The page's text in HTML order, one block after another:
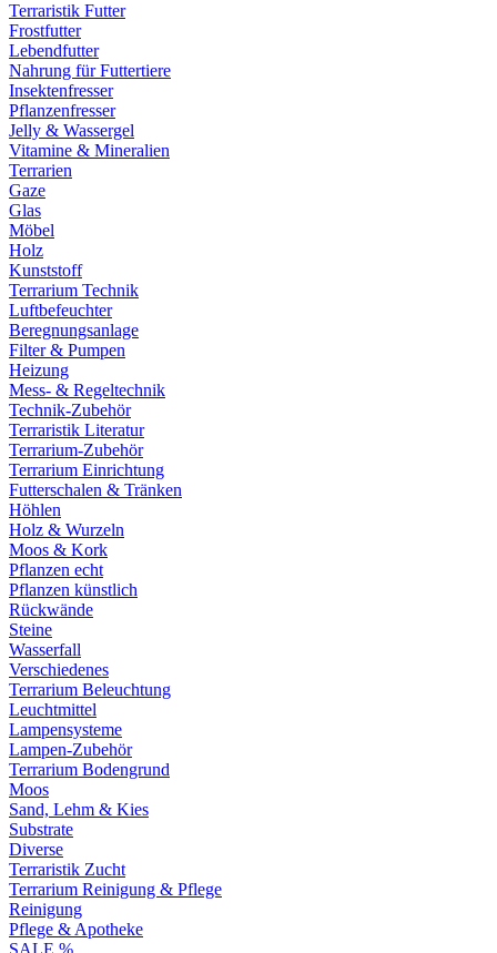
Terraristik Futter
Frostfutter
Lebendfutter
Nahrung für Futtertiere
Insektenfresser
Pflanzenfresser
Jelly & Wassergel
Vitamine & Mineralien
Terrarien
Gaze
Glas
Möbel
Holz
Kunststoff
Terrarium Technik
Luftbefeuchter
Beregnungsanlage
Filter & Pumpen
Heizung
Mess- & Regeltechnik
Technik-Zubehör
Terraristik Literatur
Terrarium-Zubehör
Terrarium Einrichtung
Futterschalen & Tränken
Höhlen
Holz & Wurzeln
Moos & Kork
Pflanzen echt
Pflanzen künstlich
Rückwände
Steine
Wasserfall
Verschiedenes
Terrarium Beleuchtung
Leuchtmittel
Lampensysteme
Lampen-Zubehör
Terrarium Bodengrund
Moos
Sand, Lehm & Kies
Substrate
Diverse
Terraristik Zucht
Terrarium Reinigung & Pflege
Reinigung
Pflege & Apotheke
SALE %